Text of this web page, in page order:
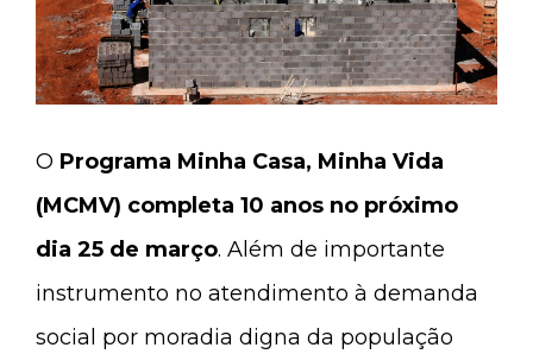
O Programa Minha Casa, Minha Vida
(MCMV) completa 10 anos no próximo
dia 25 de março. Além de importante
instrumento no atendimento à demanda
social por moradia digna da população